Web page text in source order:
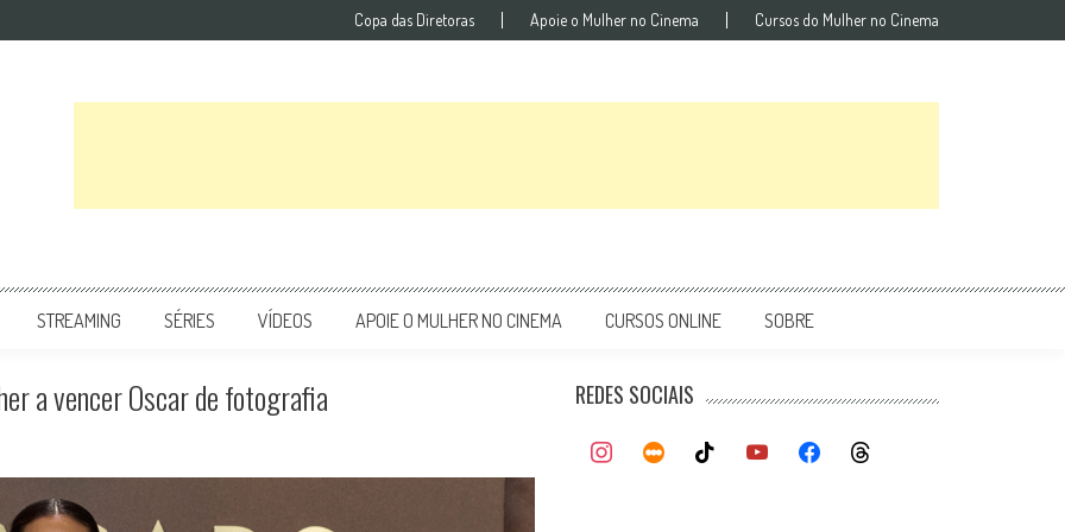
Copa das Diretoras Apoie o Mulher no Cinema Cursos do Mulher no Cinema
STREAMING SÉRIES VÍDEOS APOIE O MULHER NO CINEMA CURSOS ONLINE SOBRE
a vencer Oscar de fotografia REDES SOCIAIS